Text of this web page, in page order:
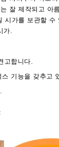
잘 제작되고 아
시가를 보관할 수
가.
고합니다.
기능을 갖추고